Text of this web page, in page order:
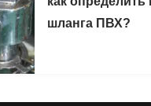
шланга ПВХ?